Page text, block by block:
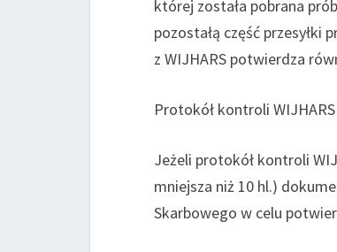
której została pobrana
pozostałą część
z WIJHARS potwierdza
Protokół kontroli
Jeżeli protokół kontroli
mniejsza niż 10 hl.)
Skarbowego w celu